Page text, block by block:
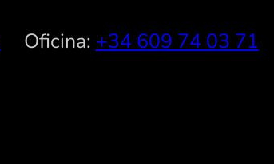
Oficina: +34 609 74 03 71